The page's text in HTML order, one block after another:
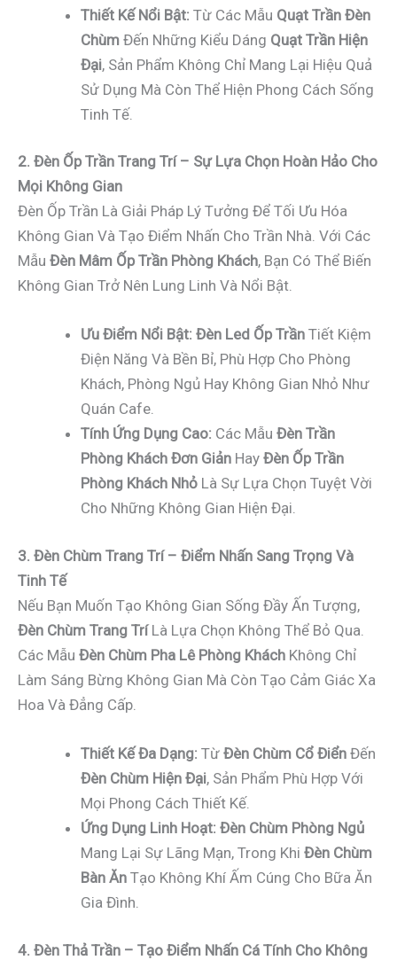
Thiết Kế Nổi Bật: Từ Các Mẫu Quạt Trần Đèn
Chùm Đến Những Kiểu Dáng Quạt Trần Hiện
Đại, Sản Phẩm Không Chỉ Mang Lại Hiệu Quả
Sử Dụng Mà Còn Thể Hiện Phong Cách Sống
Tinh Tế.
2. Đèn Ốp Trần Trang Trí – Sự Lựa Chọn Hoàn Hảo Cho
Mọi Không Gian
Đèn Ốp Trần Là Giải Pháp Lý Tưởng Để Tối Ưu Hóa
Không Gian Và Tạo Điểm Nhấn Cho Trần Nhà. Với Các
Mẫu Đèn Mâm Ốp Trần Phòng Khách, Bạn Có Thể Biến
Không Gian Trở Nên Lung Linh Và Nổi Bật.
Ưu Điểm Nổi Bật: Đèn Led Ốp Trần Tiết Kiệm
Điện Năng Và Bền Bỉ, Phù Hợp Cho Phòng
Khách, Phòng Ngủ Hay Không Gian Nhỏ Như
Quán Cafe.
Tính Ứng Dụng Cao: Các Mẫu Đèn Trần
Phòng Khách Đơn Giản Hay Đèn Ốp Trần
Phòng Khách Nhỏ Là Sự Lựa Chọn Tuyệt Vời
Cho Những Không Gian Hiện Đại.
3. Đèn Chùm Trang Trí – Điểm Nhấn Sang Trọng Và
Tinh Tế
Nếu Bạn Muốn Tạo Không Gian Sống Đầy Ấn Tượng,
Đèn Chùm Trang TríLà Lựa Chọn Không Thể Bỏ Qua.
Các Mẫu Đèn Chùm Pha Lê Phòng Khách Không Chỉ
Làm Sáng Bừng Không Gian Mà Còn Tạo Cảm Giác Xa
Hoa Và Đẳng Cấp.
Thiết Kế Đa Dạng: Từ Đèn Chùm Cổ Điển Đến
Đèn Chùm Hiện Đại, Sản Phẩm Phù Hợp Với
Mọi Phong Cách Thiết Kế.
Ứng Dụng Linh Hoạt: Đèn Chùm Phòng Ngủ
Mang Lại Sự Lãng Mạn, Trong Khi Đèn Chùm
Bàn Ăn Tạo Không Khí Ấm Cúng Cho Bữa Ăn
Gia Đình.
4. Đèn Thả Trần – Tạo Điểm Nhấn Cá Tính Cho Không